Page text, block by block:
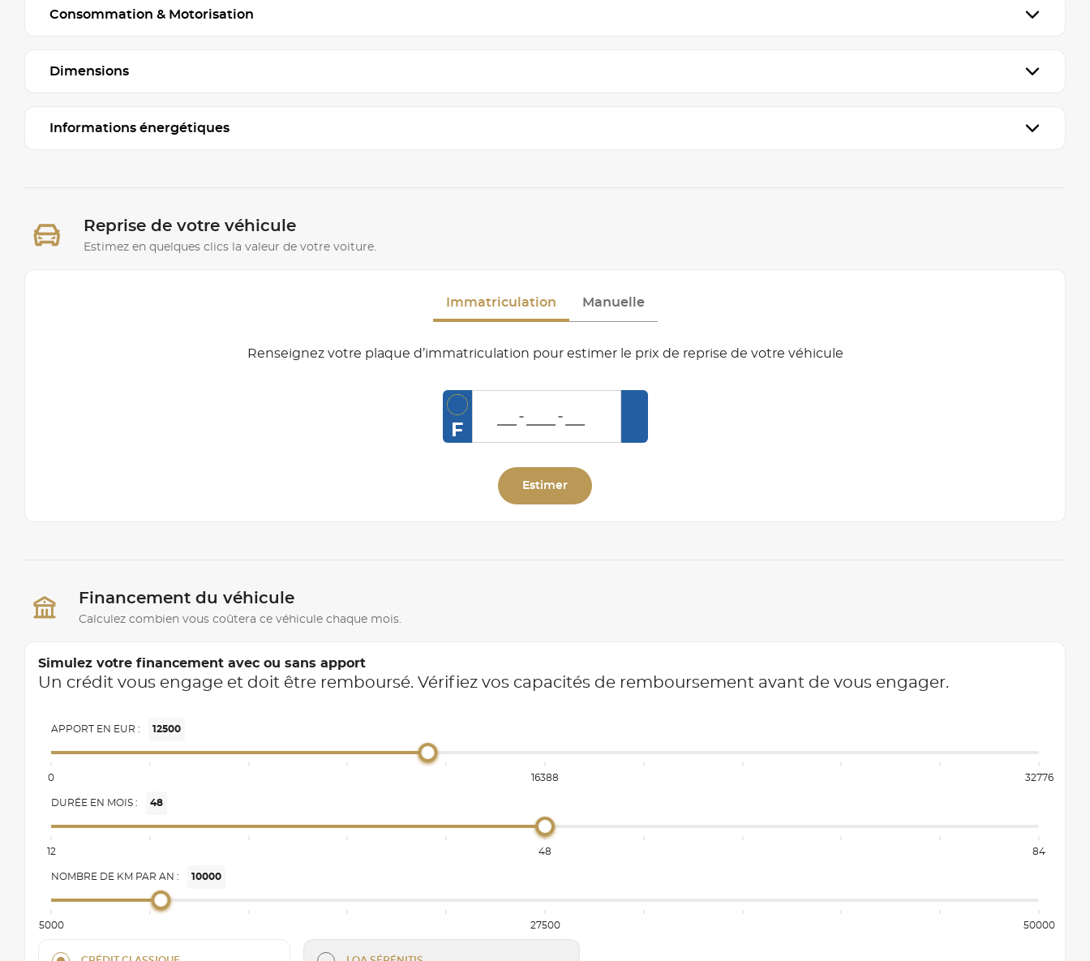
Consommation & Motorisation
Dimensions
Informations énergétiques
Reprise de votre véhicule
Estimez en quelques clics la valeur de votre voiture.
Immatriculation Manuelle
Renseignez votre plaque d’immatriculation pour estimer le prix de reprise de votre véhicule
F
Estimer
Financement du véhicule
Calculez combien vous coûtera ce véhicule chaque mois.
Simulez votre financement avec ou sans apport
Un crédit vous engage et doit être remboursé. Vérifiez vos capacités de remboursement avant de vous engager.
APPORT EN EUR : 12500
0 16388 32776
DURÉE EN MOIS : 48
12 48 84
NOMBRE DE KM PAR AN : 10000
5000 27500 50000